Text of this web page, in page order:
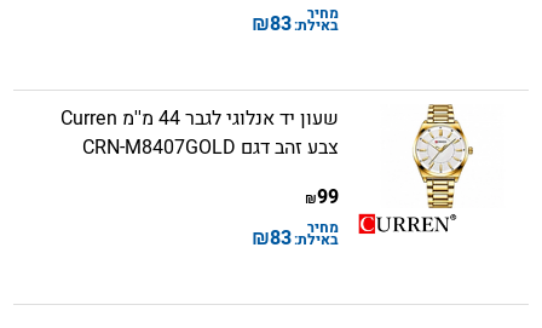
מחיר
באילת:83
₪
שעון יד אנלוגי לגבר 44 מ''מ Curren
צבע זהב דגם CRN-M8407GOLD
99
₪
מחיר
באילת:83
₪